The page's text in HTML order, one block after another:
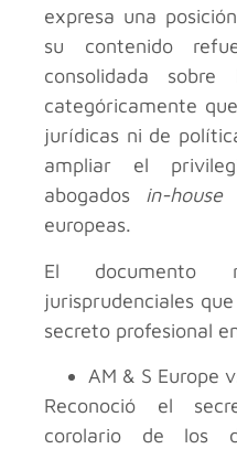
expresa una
su contenido
consolidada
categóricamente
jurídicas ni de
ampliar el
abogados in-house
europeas.
El documento
jurisprudenciales
secreto profesional
AM & S Europe
Reconoció el
corolario de los